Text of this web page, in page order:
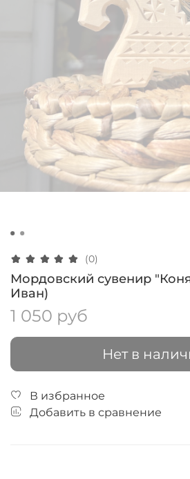
(0)
Мордовский сувенир
Иван)
1 050 руб
Нет в
В избранное
Добавить в сравнение